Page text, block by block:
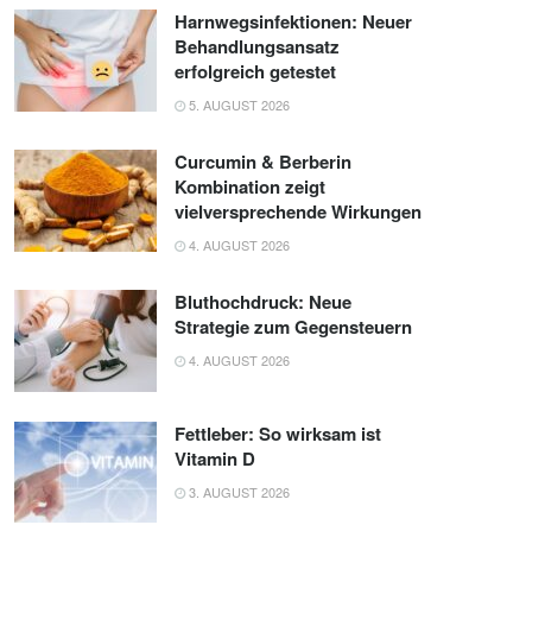
Harnwegsinfektionen: Neuer
Behandlungsansatz
erfolgreich getestet
5. AUGUST 2026
Curcumin & Berberin
Kombination zeigt
vielversprechende Wirkungen
4. AUGUST 2026
Bluthochdruck: Neue
Strategie zum Gegensteuern
4. AUGUST 2026
Fettleber: So wirksam ist
Vitamin D
3. AUGUST 2026